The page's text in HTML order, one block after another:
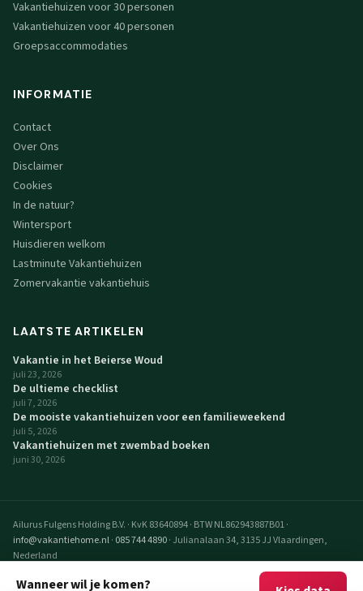
Wanneer wil je komen?
Vakantiehuizen voor 30 personen
Vakantiehuizen voor 40 personen
Groepsaccommodaties
INFORMATIE
Contact
Over Ons
Disclaimer
Cookies
In de natuur?
Wintersport
Huisdieren welkom
Lastminute Vakantiehuizen
Zomervakantie vakantiehuis
LAATSTE ARTIKELEN
Vakantie in het Beierse Woud
juli 23, 2026
De ultieme checklist
juli 7, 2026
De mooiste vakantiehuizen voor een familieweekend
juli 5, 2026
Vakantiehuizen met zwembad boeken
juni 30, 2026
Ailurus Fulgens Holding B.V. · KvK 83640894· BTW NL862943887B01·
info@vakantiehome.nl· 085 744 4890· Julianalaan 34, 3135 JJ Vlaardingen,
Nederland
© 2026 VakantieHome Vakantiehuizen. Alle rechten voorbehouden.